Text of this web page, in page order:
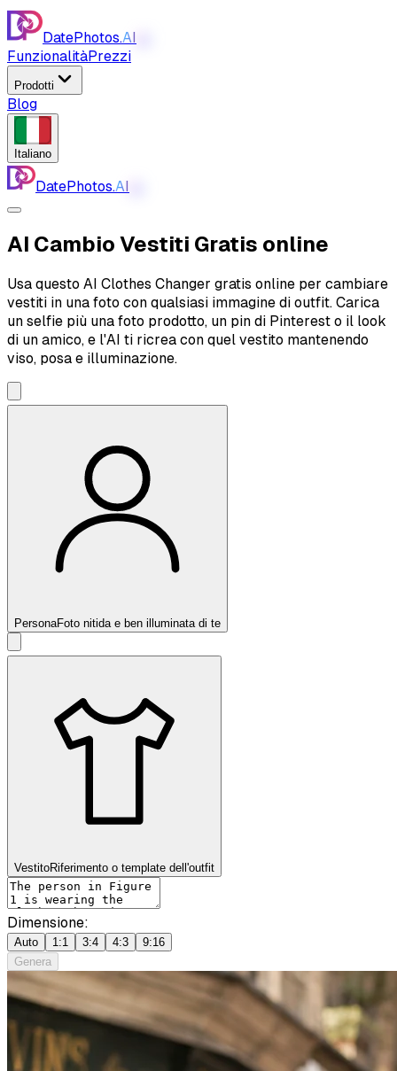
DatePhotos.AI
FunzionalitàPrezzi
Prodotti
Blog
Italiano
DatePhotos.AI
AI Cambio Vestiti Gratis online
Usa questo AI Clothes Changer gratis online per cambiare
vestiti in una foto con qualsiasi immagine di outfit. Carica
un selfie più una foto prodotto, un pin di Pinterest o il look
di un amico, e l'AI ti ricrea con quel vestito mantenendo
viso, posa e illuminazione.
PersonaFoto nitida e ben illuminata di te
VestitoRiferimento o template dell'outfit
Dimensione:
Auto 1:1 3:4 4:3
9:16
Genera